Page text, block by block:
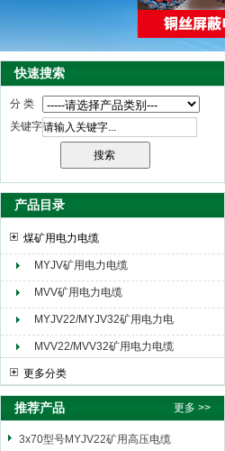
天津市电缆总厂橡塑电缆厂（天缆小猫集团）
快速搜索
分 类
关键字
产品目录
煤矿用电力电缆
MYJV矿用电力电缆
MVV矿用电力电缆
MYJV22/MYJV32矿用电力电
缆
MVV22/MVV32矿用电力电缆
更多分类
推荐产品 更多 >>
3x70型号MYJV22矿用高压电缆